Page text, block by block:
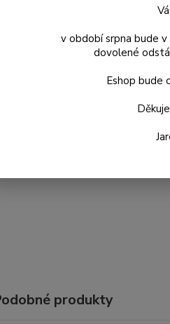
produkty
v období srpna bude v
dovolené
Eshop bude